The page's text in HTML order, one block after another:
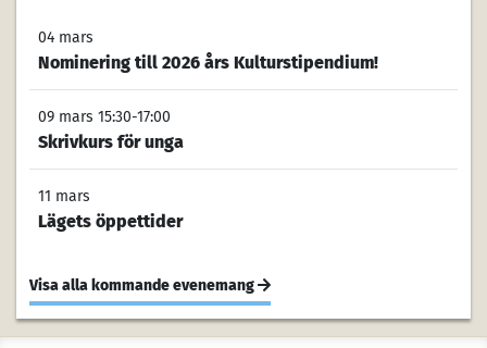
04 mars
Nominering till 2026 års Kulturstipendium!
09 mars 15:30-17:00
Skrivkurs för unga
11 mars
Lägets öppettider
Visa alla kommande evenemang